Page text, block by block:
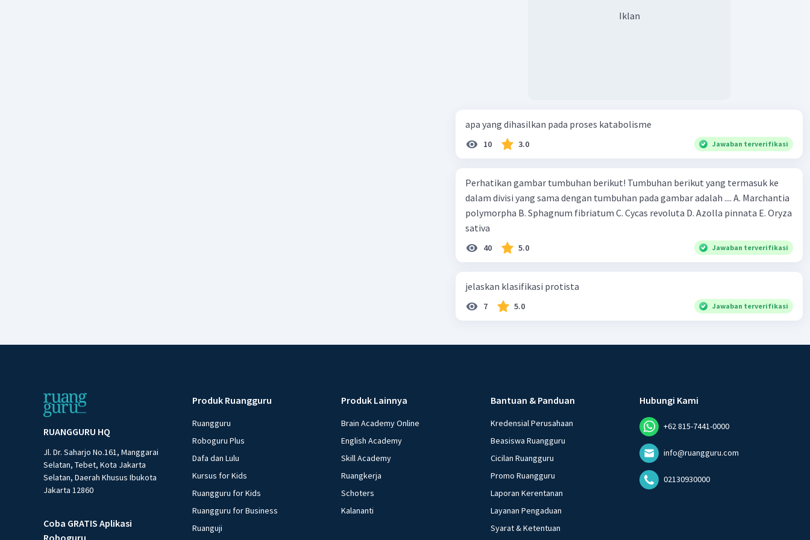
Iklan
apa yang dihasilkan pada proses katabolisme
10 3.0 Jawaban terverifikasi
Perhatikan gambar tumbuhan berikut! Tumbuhan berikut yang termasuk ke
dalam divisi yang sama dengan tumbuhan pada gambar adalah .... A. Marchantia
polymorpha B. Sphagnum fibriatum C. Cycas revoluta D. Azolla pinnata E. Oryza
sativa
40 5.0 Jawaban terverifikasi
jelaskan klasifikasi protista
7 5.0 Jawaban terverifikasi
RUANGGURU HQ
Jl. Dr. Saharjo No.161, Manggarai
Selatan, Tebet, Kota Jakarta
Selatan, Daerah Khusus Ibukota
Jakarta 12860
Coba GRATIS Aplikasi
Roboguru
Produk Ruangguru
Ruangguru
Roboguru Plus
Dafa dan Lulu
Kursus for Kids
Ruangguru for Kids
Ruangguru for Business
Ruanguji
Produk Lainnya
Brain Academy Online
English Academy
Skill Academy
Ruangkerja
Schoters
Kalananti
Bantuan & Panduan
Kredensial Perusahaan
Beasiswa Ruangguru
Cicilan Ruangguru
Promo Ruangguru
Laporan Kerentanan
Layanan Pengaduan
Syarat & Ketentuan
Hubungi Kami
+62 815-7441-0000
info@ruangguru.com
02130930000